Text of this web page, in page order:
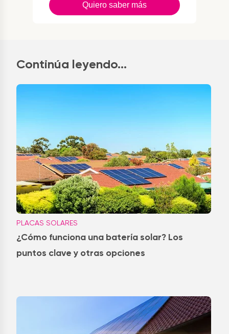
Quiero saber más
Continúa leyendo...
PLACAS SOLARES
¿Cómo funciona una batería solar? Los
puntos clave y otras opciones